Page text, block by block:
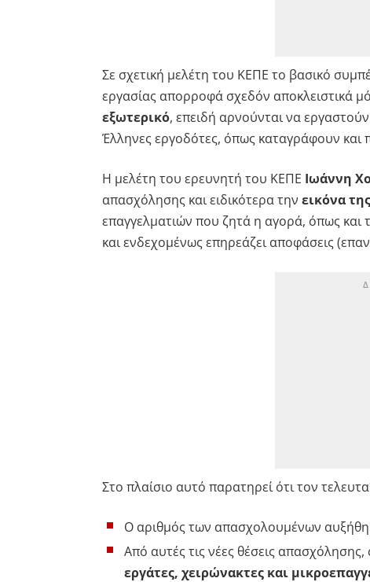
Σε σχετική μελέτη του ΚΕΠΕ το βασικό
εργασίας απορροφά σχεδόν αποκλειστικά
εξωτερικό, επειδή αρνούνται να εργαστούν
Έλληνες εργοδότες, όπως καταγράφουν και
Η μελέτη του ερευνητή του ΚΕΠΕ Ιωάννη
απασχόλησης και ειδικότερα την εικόνα
επαγγελματιών που ζητά η αγορά, όπως και
και ενδεχομένως επηρεάζει αποφάσεις
Στο πλαίσιο αυτό παρατηρεί ότι τον
Ο αριθμός των απασχολουμένων
Από αυτές τις νέες θέσεις απασχόλησης,
εργάτες, χειρώνακτες και